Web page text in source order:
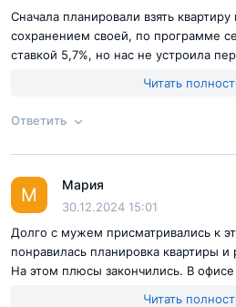
Согласен справилами
Отправить комментарий
Сначала планировали взять
сохранением своей, по программе
ставкой 5,7%, но нас не устроила
смогли продать за 14 млн и
Читать
Ответить
Ответ на отзыв
М Мария
30.12.2024 15:01
Долго с мужем присматривались к
понравилась планировка квартиры
На этом плюсы закончились. В
Читать